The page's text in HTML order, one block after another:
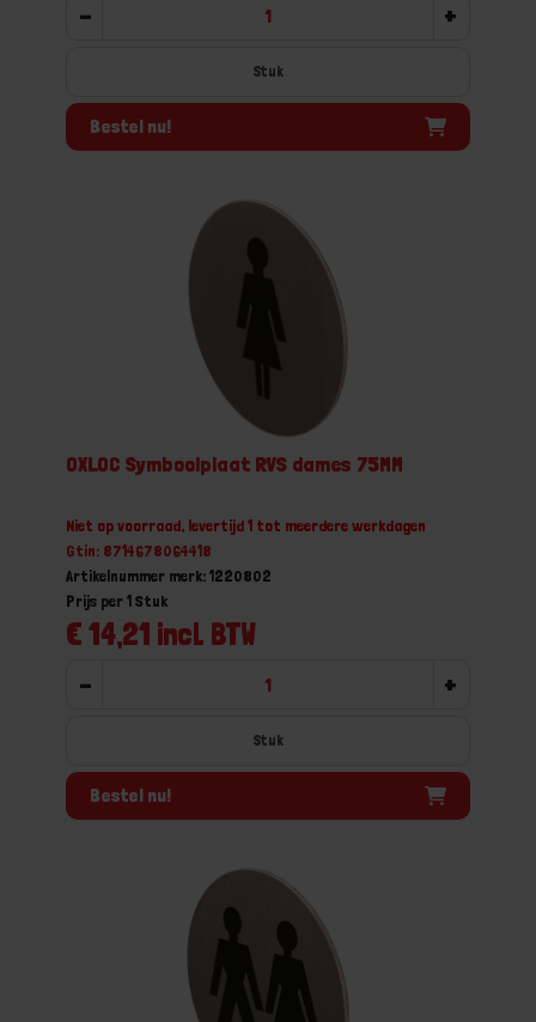
- +
Stuk
Bestel nu!
OXLOC Symboolplaat RVS dames 75MM
Niet op voorraad, levertijd 1 tot meerdere werkdagen
Gtin: 8714678064418
Artikelnummer merk: 1220802
€ 14,21 incl. BTW
Prijs per 1 Stuk
- +
Stuk
Bestel nu!